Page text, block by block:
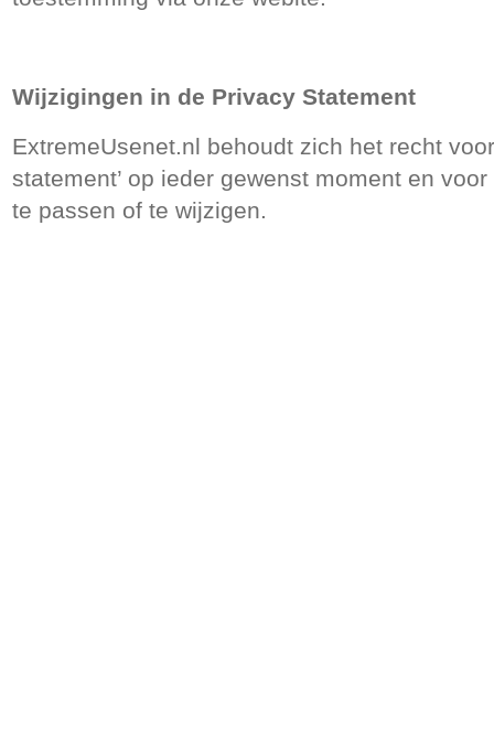
Wijzigingen in de Privacy Statement
ExtremeUsenet.nl behoudt zich het recht
statement’ op ieder gewenst moment en
te passen of te wijzigen.